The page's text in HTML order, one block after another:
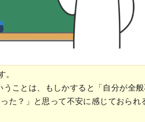
ことは、もしかすると「自分が全
た？」と思って不安に感じておられ